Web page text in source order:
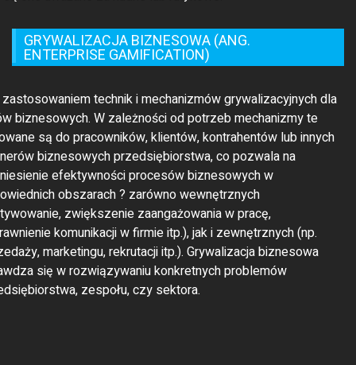
biznesowych. W zależności od potrzeb mechanizmy te
są do pracowników, klientów, kontrahentów lub innych
efektywności procesów biznesowych w
obszarach ? zarówno wewnętrznych
zwiększenie zaangażowania w pracę,
komunikacji w firmie itp.), jak i zewnętrznych (np.
marketingu, rekrutacji itp.). Grywalizacja biznesowa
się w rozwiązywaniu konkretnych problemów
zespołu, czy sektora.